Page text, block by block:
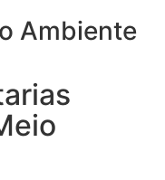
Ambiente